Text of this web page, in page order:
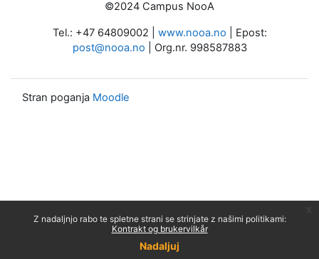
Z nadaljnjo rabo te spletne strani se strinjate z našimi politikami:
Kontrakt og brukervilkår
Nadaljuj
©2024 Campus NooA
Tel.: +47 64809002 | www.nooa.no | Epost:
post@nooa.no | Org.nr. 998587883
Stran poganja Moodle